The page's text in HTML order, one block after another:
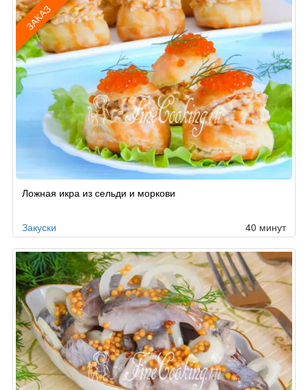
ЗАКАЗ
поЛожная икра из сельди и моркови
Закуски 40 минут